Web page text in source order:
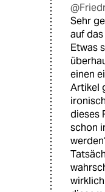
Sehr
auf
Etwas
einen
Artikel
dieses
schon